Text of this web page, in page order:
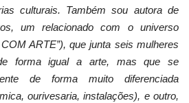
culturais. Também sou autora de
um relacionado com o universo
ARTE”), que junta seis mulheres
forma igual a arte, mas que se
de forma muito diferenciada
ourivesaria, instalações), e outro,